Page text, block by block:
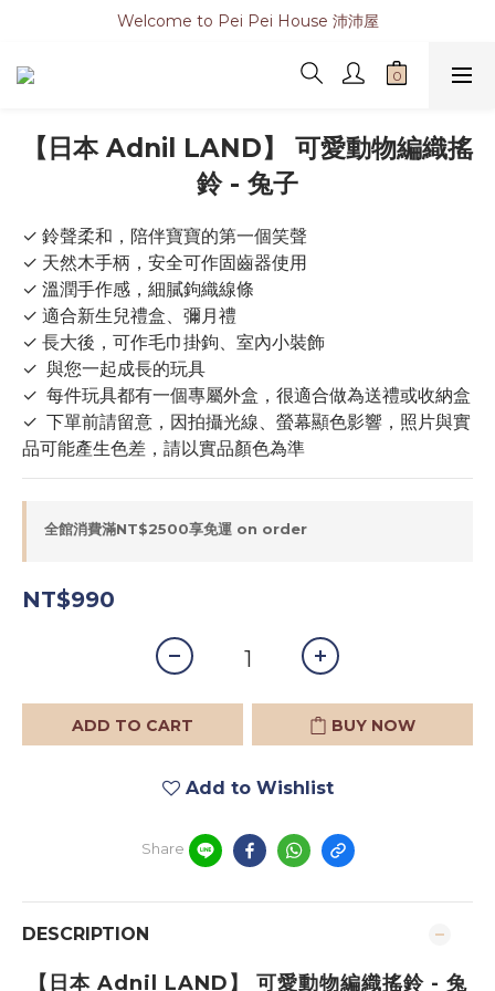
Welcome to Pei Pei House 沛沛屋
【日本 Adnil LAND】 可愛動物編織搖
鈴 - 兔子
✓ 鈴聲柔和，陪伴寶寶的第一個笑聲
✓ 天然木手柄，安全可作固齒器使用
✓ 溫潤手作感，細膩鉤織線條
✓ 適合新生兒禮盒、彌月禮
✓ 長大後，可作毛巾掛鉤、室內小裝飾
✓  與您一起成長的玩具
✓  每件玩具都有一個專屬外盒，很適合做為送禮或收納盒
✓  下單前請留意，因拍攝光線、螢幕顯色影響，照片與實
品可能產生色差，請以實品顏色為準
全館消費滿NT$2500享免運 on order
NT$990
ADD TO CART BUY NOW
Add to Wishlist
Share
DESCRIPTION
【日本 Adnil LAND】 可愛動物編織搖鈴 - 兔